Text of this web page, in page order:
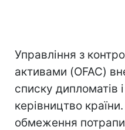
Управління з
активами (OFAC)
списку дипломатів
керівництво
обмеження